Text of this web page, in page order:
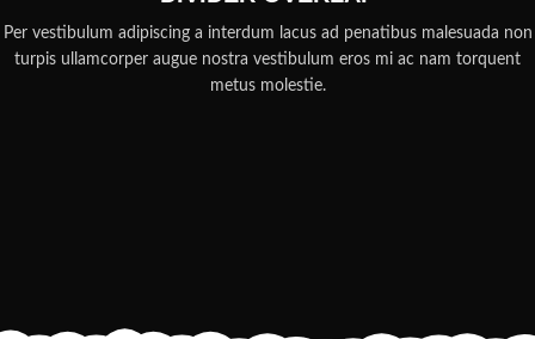
Per vestibulum adipiscing a interdum lacus ad penatibus malesuada non
turpis ullamcorper augue nostra vestibulum eros mi ac nam torquent
metus molestie.